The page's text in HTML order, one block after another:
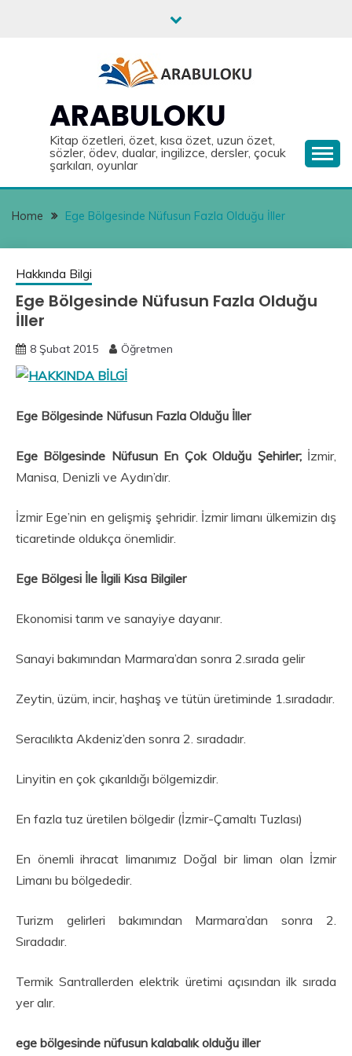
ARABULOKU
Kitap özetleri, özet, kısa özet, uzun özet,
sözler, ödev, dualar, ingilizce, dersler, çocuk
şarkıları, oyunlar
Home Ege Bölgesinde Nüfusun Fazla Olduğu İller
Hakkında Bilgi
Ege Bölgesinde Nüfusun Fazla Olduğu
İller
8 Şubat 2015 Öğretmen
Ege Bölgesinde Nüfusun Fazla Olduğu İller
Ege Bölgesinde Nüfusun En Çok Olduğu Şehirler; İzmir,
Manisa, Denizli ve Aydın’dır.
İzmir Ege’nin en gelişmiş şehridir. İzmir limanı ülkemizin dış
ticaretinde oldukça önemlidir.
Ege Bölgesi İle İlgili Kısa Bilgiler
Ekonomisi tarım ve sanayiye dayanır.
Sanayi bakımından Marmara’dan sonra 2.sırada gelir
Zeytin, üzüm, incir, haşhaş ve tütün üretiminde 1.sıradadır.
Seracılıkta Akdeniz’den sonra 2. sıradadır.
Linyitin en çok çıkarıldığı bölgemizdir.
En fazla tuz üretilen bölgedir (İzmir-Çamaltı Tuzlası)
En önemli ihracat limanımız Doğal bir liman olan İzmir
Limanı bu bölgededir.
Turizm gelirleri bakımından Marmara’dan sonra 2.
Sıradadır.
Termik Santrallerden elektrik üretimi açısından ilk sırada
yer alır.
ege bölgesinde nüfusun kalabalık olduğu iller